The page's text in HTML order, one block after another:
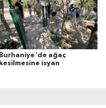
Burhaniye'de ağaç
kesilmesine isyan